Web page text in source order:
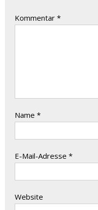
Kommentar *
Name *
E-Mail-Adresse *
Website